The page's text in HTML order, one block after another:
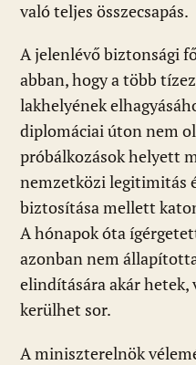
való teljes összecsapás.
A jelenlévő biztonsági
abban, hogy a több
lakhelyének
diplomáciai úton nem
próbálkozások helyett
nemzetközi legitimitás
biztosítása mellett
A hónapok óta
azonban nem
elindítására akár hetek,
kerülhet sor.
A miniszterelnök